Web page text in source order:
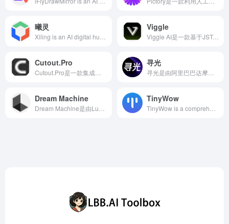
曦灵 Viggle
Viggle AI是一款基于JST-1模型的创新AI工具，能够将静态图像转换为动态视频，赋予角色自然流畅的动作，适合内容创作者、广告营销人员和教育工作者等。
Cutout.Pro 寻光
Dream Machine TinyWow